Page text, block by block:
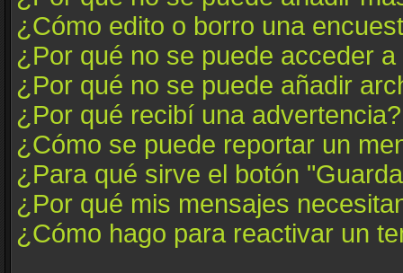
¿Cómo edito o borro una
¿Por qué no se puede acceder
¿Por qué no se puede añadir
¿Por qué recibí una advertencia?
¿Cómo se puede reportar un
¿Para qué sirve el botón
¿Por qué mis mensajes
¿Cómo hago para reactivar un